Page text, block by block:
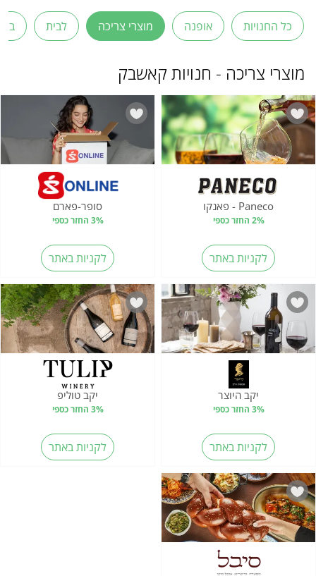
כל החנויות אופנה מוצרי צריכה לבית
מוצרי צריכה - חנויות קאשבק
Paneco - פאנקו
2% החזר כספי
לקניות באתר
סופר-פארם
3% החזר כספי
לקניות באתר
יקב היוצר
3% החזר כספי
לקניות באתר
יקב טוליפ
3% החזר כספי
לקניות באתר